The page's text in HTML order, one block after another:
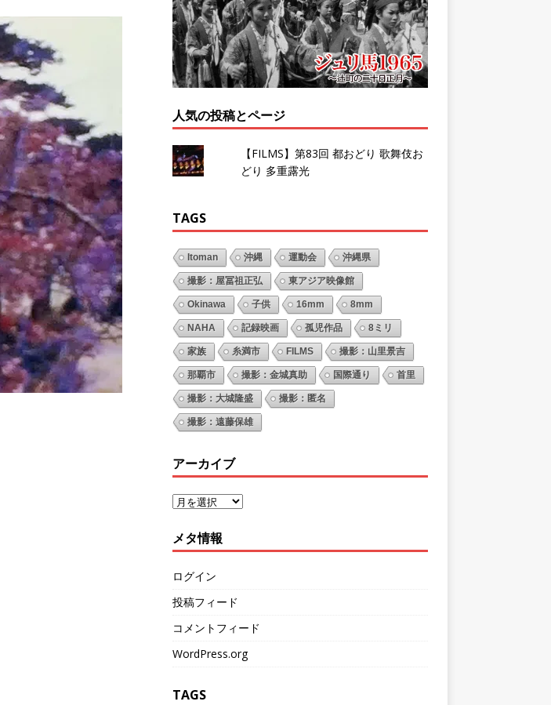
人気の投稿とページ
【FILMS】第83回 都おどり 歌舞伎お
どり 多重露光
TAGS
Itoman 沖縄 運動会 沖縄県
撮影：屋冨祖正弘 東アジア映像館
Okinawa 子供 16mm 8mm
NAHA 記録映画 孤児作品 8ミリ
家族 糸満市 FILMS 撮影：山里景吉
那覇市 撮影：金城真助 国際通り 首里
撮影：大城隆盛 撮影：匿名
撮影：遠藤保雄
アーカイブ
メタ情報
ログイン
投稿フィード
コメントフィード
WordPress.org
TAGS